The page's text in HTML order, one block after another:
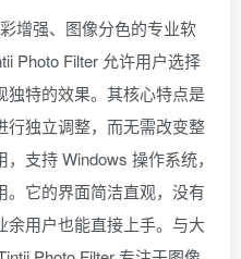
增强、图像分色的专业软
Photo Filter 允许用户选择
独特的效果。其核心特点是
行独立调整，而无需改变整
支持 Windows 操作系统，
。它的界面简洁直观，没有
用户也能直接上手。与大